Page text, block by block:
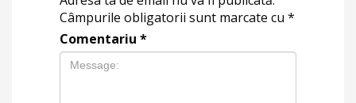
Câmpurile obligatorii sunt marcate cu *
Comentariu *